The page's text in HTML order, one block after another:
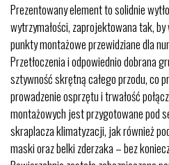
Prezentowany element to solidnie
wytrzymałości, zaprojektowana tak,
punkty montażowe przewidziane dla
Przetłoczenia i odpowiednio dobrana
sztywność skrętną całego przodu, co
prowadzenie osprzętu i trwałość
montażowych jest przygotowane pod
skraplacza klimatyzacji, jak również
maski oraz belki zderzaka – bez